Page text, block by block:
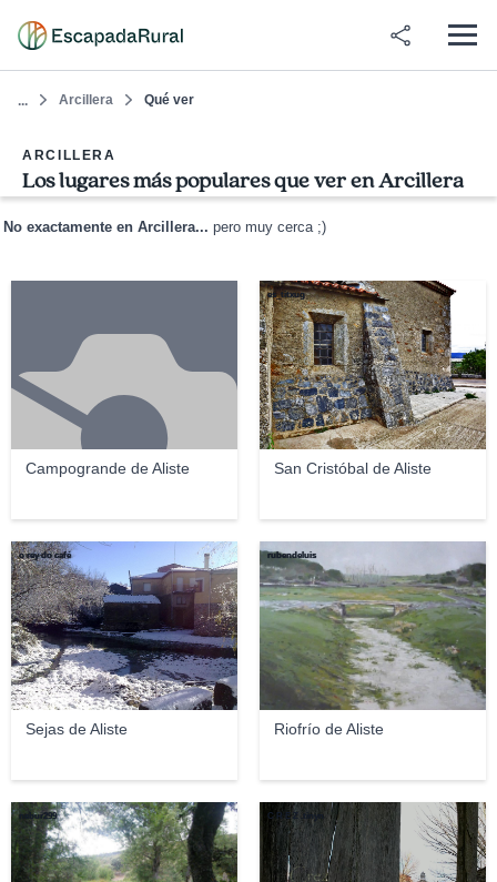
... Arcillera Qué ver
ARCILLERA
Los lugares más populares que ver en Arcillera
No exactamente en Arcillera... pero muy cerca ;)
Campogrande de Aliste San Cristóbal de Aliste
es_titxug
Sejas de Aliste
o rey do café
Riofrío de Aliste
rubendeluis
nebur299 C R E Z .tinyn